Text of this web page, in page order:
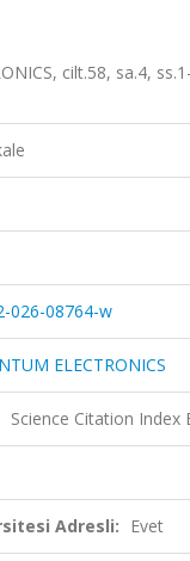
cilt.58, sa.4,
026-08764-w
ELECTRONICS
Science Citation Index
Adresli: Evet